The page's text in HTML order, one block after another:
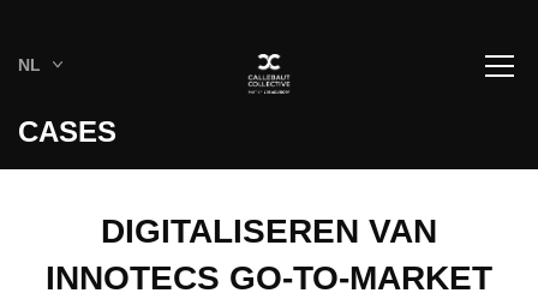
NL
CASES
DIGITALISEREN VAN
INNOTECS GO-TO-MARKET